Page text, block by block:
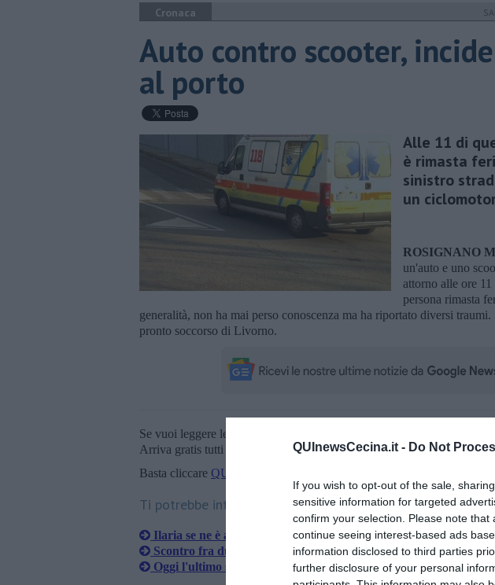
QUInewsCecina.it - Do Not
If you wish to opt-out of the sale,
sensitive information for targeted
confirm your selection. Please note
continue seeing interest-based ads
information disclosed to third parties
further disclosure of your personal
Cronaca
Auto contro scooter,
al porto
Alle 11 di
è rimasta
sinistro
un
ROSIGNANO
un'auto e uno
attorno alle ore
persona rimasta
generalità, non ha mai perso conoscenza ma ha riportato diversi traumi.
pronto soccorso di Livorno.
Se vuoi leggere le notizie principali della Toscana iscriviti alla
Arriva gratis tutti i giorni alle 20:00 direttamente nella tua casella di
Basta cliccare QUI
Ti potrebbe interessare anche:
Ilaria se ne è andata dopo 51 giorni di calvario
Scontro fra due auto su via della Repubblica
Oggi l'ultimo saluto a Giada